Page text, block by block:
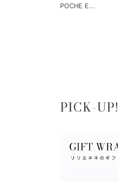
POCHE E...
PICK-UP!